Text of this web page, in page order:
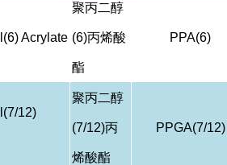
Acrylate
聚丙二醇
(6)丙烯酸
酯
PPA(6)
12)
聚丙二醇
(7/12)丙
烯酸酯
PPGA(7/12)